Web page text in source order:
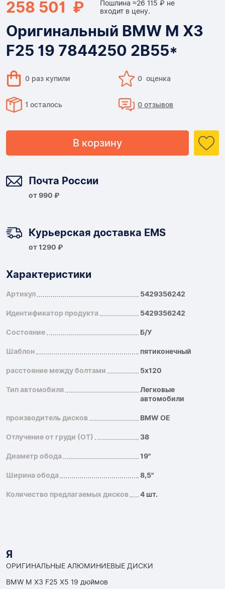
258 501 ₽
Пошлина ≈26 115 ₽ не
входит в цену.
Оригинальный BMW M X3
F25 19 7844250 2B55*
0 раз купили 0 оценка
1 осталось 0 отзывов
В корзину
Почта России
от 990 ₽
Курьерская доставка EMS
от 1290 ₽
Характеристики
Артикул 5429356242
Идентификатор продукта 5429356242
Состояние Б/У
Шаблон пятиконечный
расстояние между болтами 5x120
Тип автомобиля
Легковые
автомобили
производитель дисков BMW OE
Отлучение от груди (ОТ) 38
Диаметр обода 19"
Ширина обода 8,5"
Количество предлагаемых дисков 4 шт.
Я
ОРИГИНАЛЬНЫЕ АЛЮМИНИЕВЫЕ ДИСКИ
BMW M X3 F25 X5 19 дюймов